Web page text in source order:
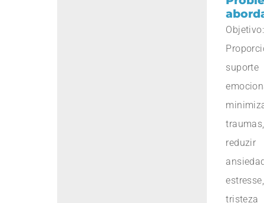
Objetivo:
suporte
traumas,
reduzir
estresse,
tristeza